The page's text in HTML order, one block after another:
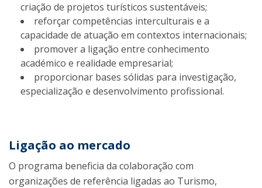
criação de projetos turísticos sustentáveis;
reforçar competências interculturais e a
capacidade de atuação em contextos internacionais;
promover a ligação entre conhecimento
académico e realidade empresarial;
proporcionar bases sólidas para investigação,
especialização e desenvolvimento profissional.
Ligação ao mercado
O programa beneficia da colaboração com
organizações de referência ligadas ao Turismo,